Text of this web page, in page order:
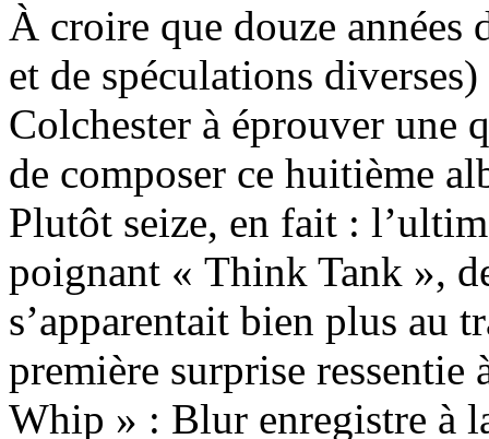
À croire que douze années
et de spéculations
Colchester à éprouver une
de composer ce huitième
Plutôt seize, en fait :
poignant « Think Tank »,
s’apparentait bien plus au
première surprise ressentie
Whip » : Blur enregistre à